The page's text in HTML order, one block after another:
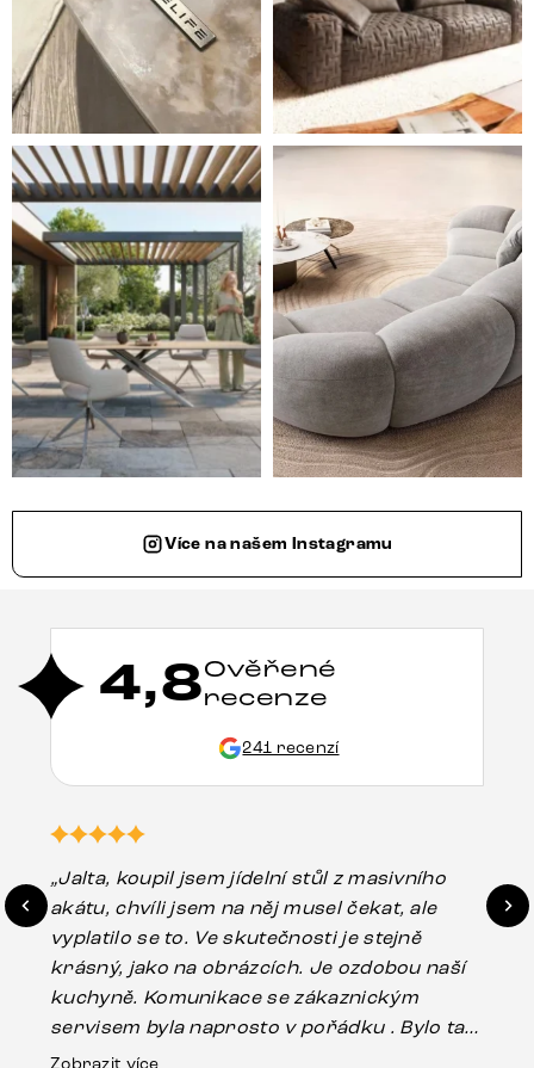
Styl, odolnost a společné chvíle pod širým nebem.
Ne každá pohovka je jen
Více na našem Instagramu
4,8Ověřené
recenze
241 recenzí
„Jalta, koupil jsem jídelní stůl z masivního
akátu, chvíli jsem na něj musel čekat, ale
vyplatilo se to. Ve skutečnosti je stejně
krásný, jako na obrázcích. Je ozdobou naší
kuchyně. Komunikace se zákaznickým
servisem byla naprosto v pořádku . Bylo tam
drobné poškození u nohy stolu, které mohlo
Zobrazit více